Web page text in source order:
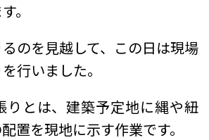
。
のを見越して、この日は現場
行いました。
りとは、建築予定地に縄や紐
置を現地に示す作業です。